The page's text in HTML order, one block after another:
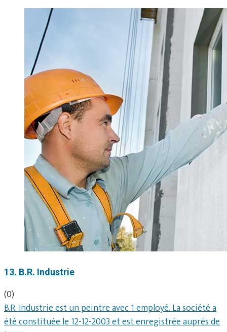
13. B.R. Industrie
(0)
B.R. Industrie est un peintre avec 1 employé. La société a
été constituée le 12-12-2003 et est enregistrée auprès de